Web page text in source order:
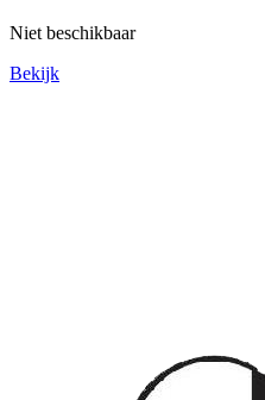
Niet beschikbaar
Bekijk